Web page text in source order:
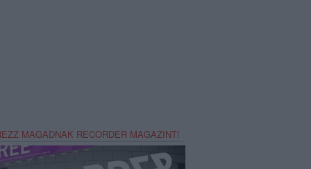
MAGADNAK RECORDER MAGAZINT!